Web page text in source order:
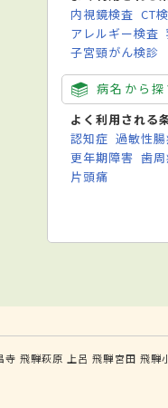
内視鏡検査 CT
アレルギー検査
子宮頸がん検診
病名から探
よく利用される
認知症 過敏性腸
更年期障害 歯
片頭痛
寺 飛騨萩原 上呂 飛騨宮田 飛騨